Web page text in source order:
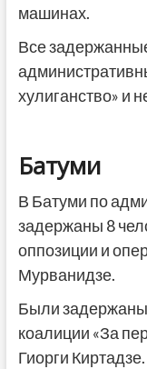
машинах.
Все
хулиганство» и
Батуми
В Батуми по
задержаны 8
оппозиции и
Мурванидзе.
Были
коалиции «За
Гиорги Киртадзе.